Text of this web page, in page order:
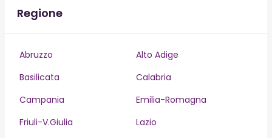
Regione
Abruzzo
Alto Adige
Basilicata
Calabria
Campania
Emilia-Romagna
Friuli-V.Giulia
Lazio